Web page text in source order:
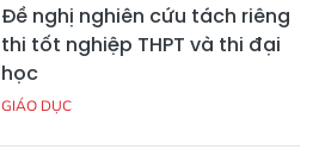
Đề nghị nghiên cứu tách riêng
thi tốt nghiệp THPT và thi đại
học
GIÁO DỤC